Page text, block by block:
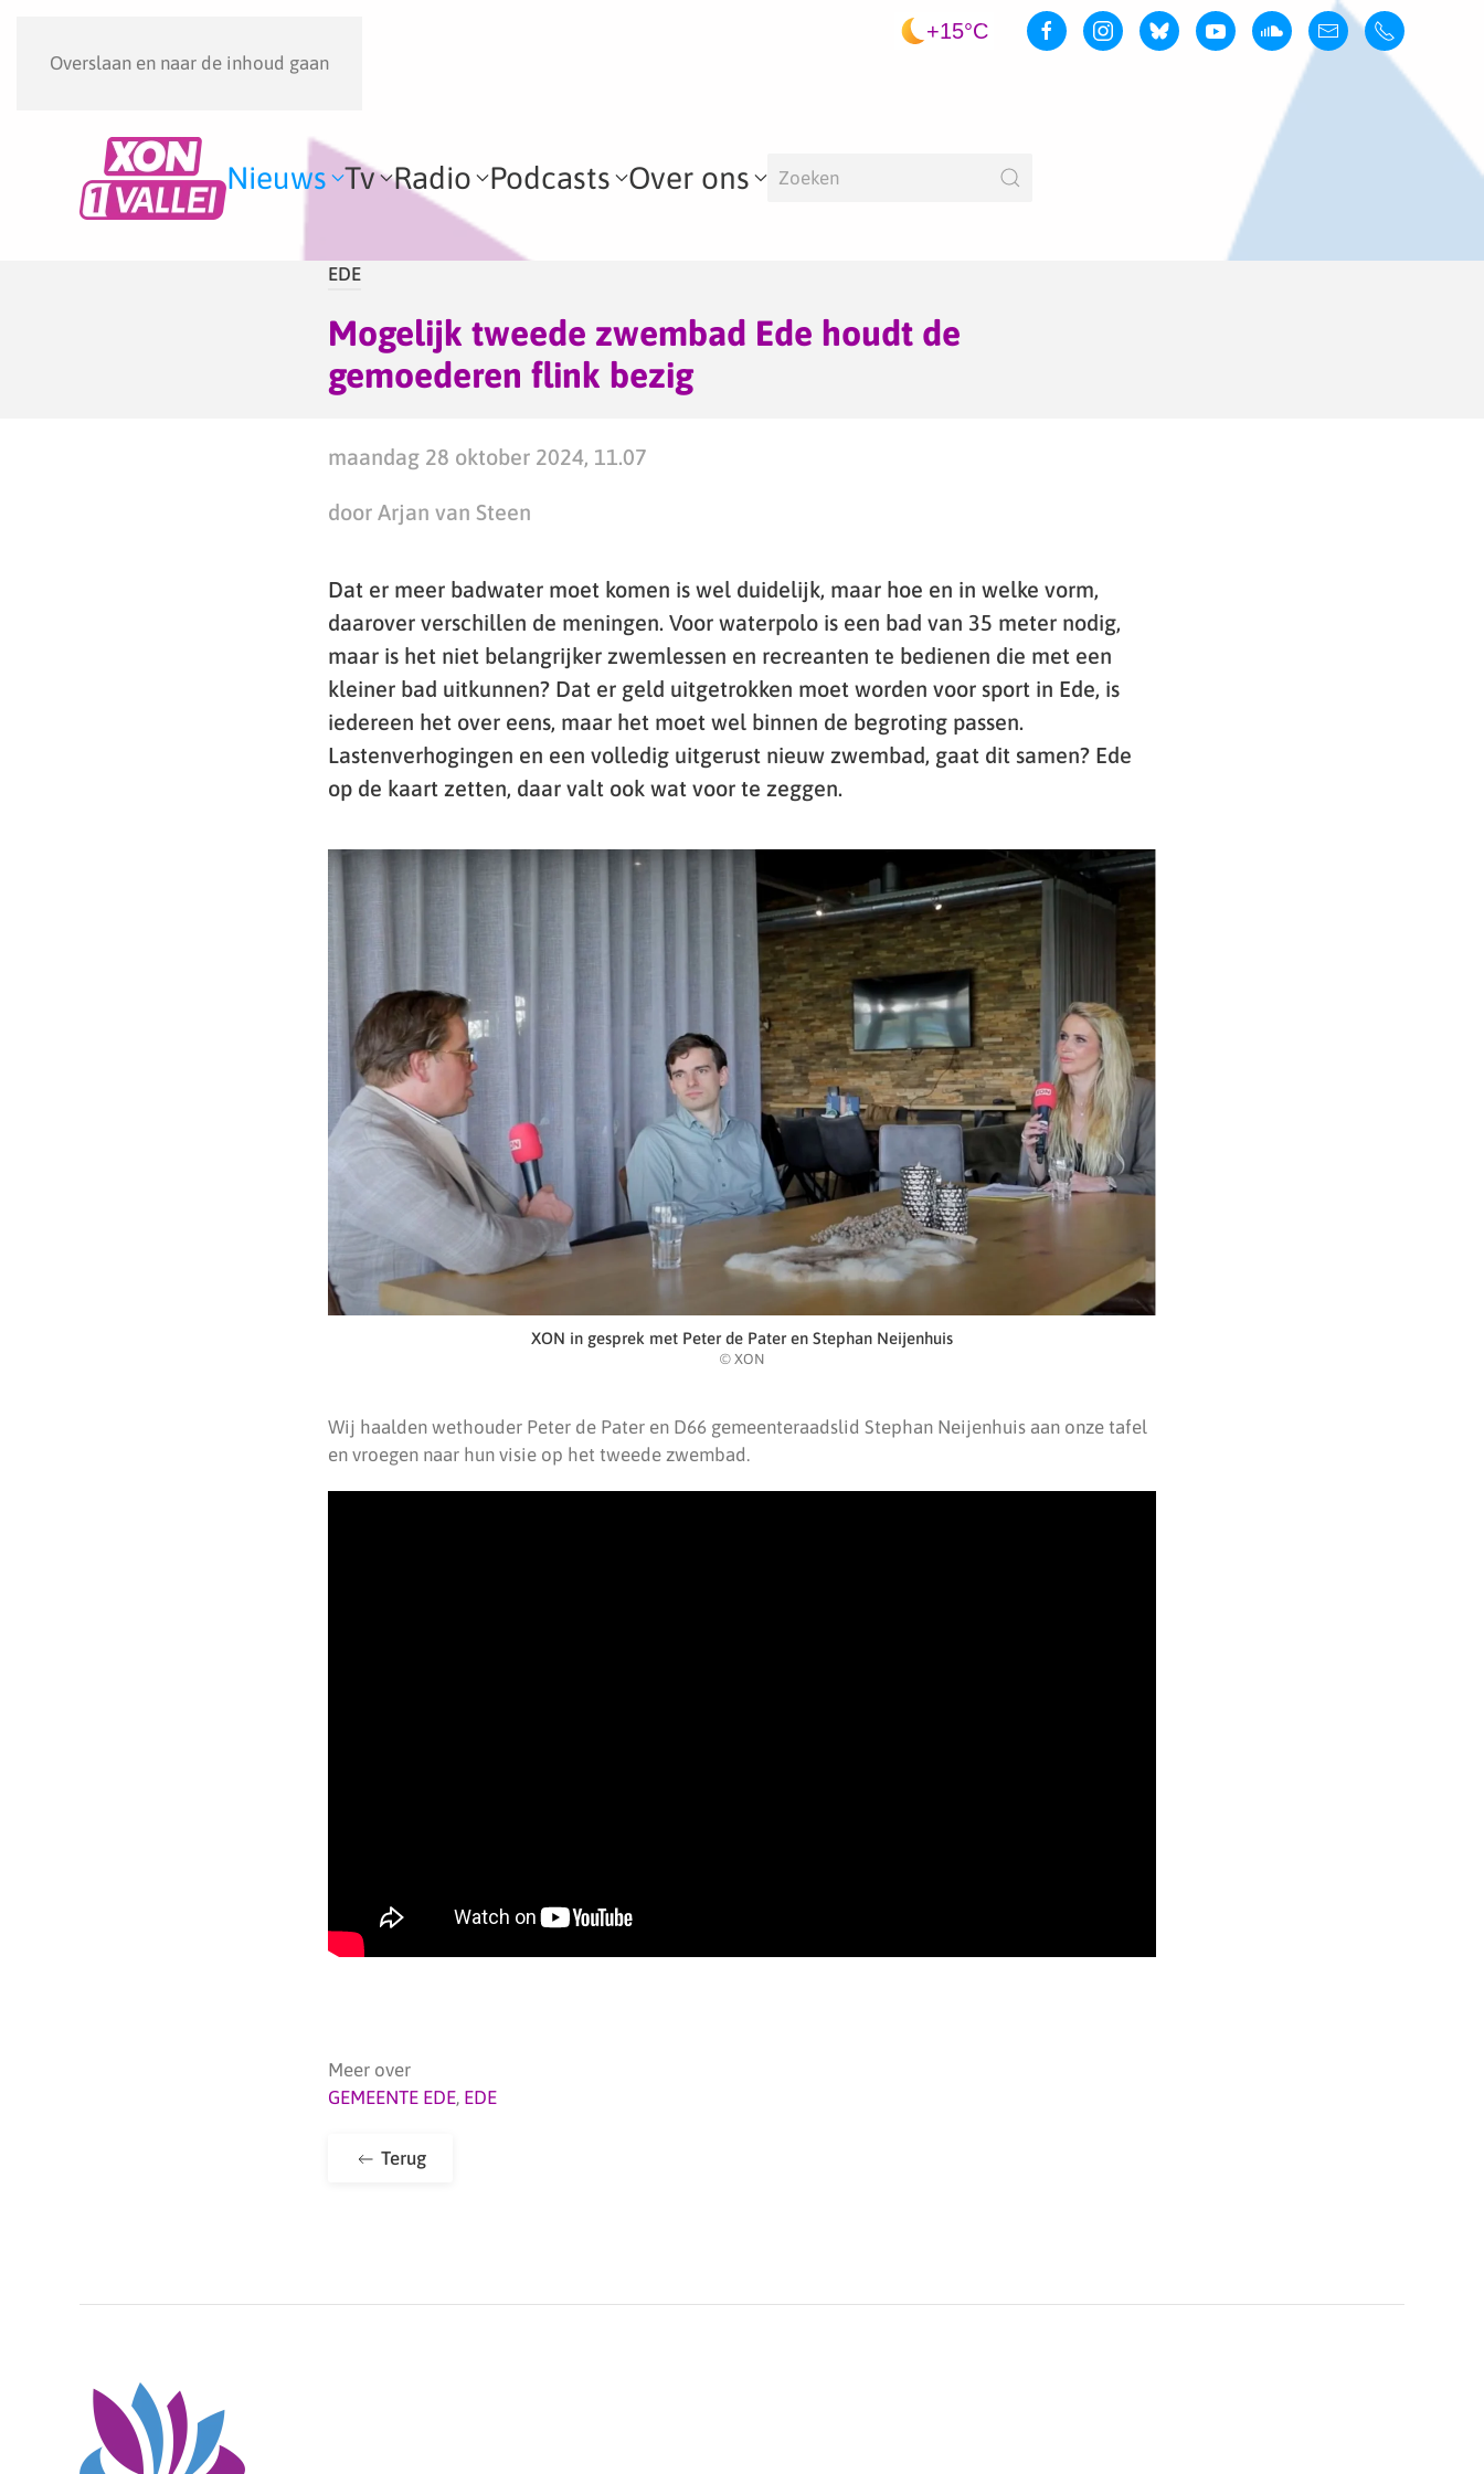
Overslaan en naar de inhoud gaan
+15°C
Nieuws Tv Radio Podcasts Over ons
EDE
Mogelijk tweede zwembad Ede houdt de
gemoederen flink bezig
maandag 28 oktober 2024, 11.07
door Arjan van Steen
Dat er meer badwater moet komen is wel duidelijk, maar hoe en in welke vorm,
daarover verschillen de meningen. Voor waterpolo is een bad van 35 meter nodig,
maar is het niet belangrijker zwemlessen en recreanten te bedienen die met een
kleiner bad uitkunnen? Dat er geld uitgetrokken moet worden voor sport in Ede, is
iedereen het over eens, maar het moet wel binnen de begroting passen.
Lastenverhogingen en een volledig uitgerust nieuw zwembad, gaat dit samen? Ede
op de kaart zetten, daar valt ook wat voor te zeggen.
XON in gesprek met Peter de Pater en Stephan Neijenhuis
© XON
Wij haalden wethouder Peter de Pater en D66 gemeenteraadslid Stephan Neijenhuis aan onze tafel
en vroegen naar hun visie op het tweede zwembad.
Meer over
GEMEENTE EDE, EDE
Terug